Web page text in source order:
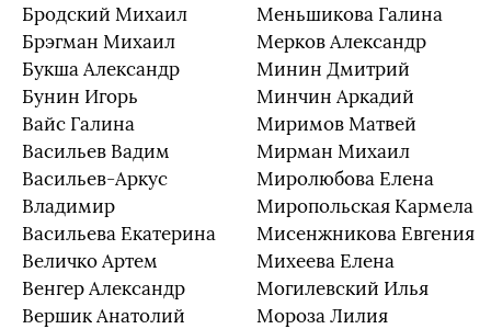
Бродский Михаил
Брэгман Михаил
Букша Александр
Бунин Игорь
Вайс Галина
Васильев Вадим
Васильев-Аркус
Владимир
Васильева Екатерина
Величко Артем
Венгер Александр
Вершик Анатолий
Меньшикова Галина
Мерков Александр
Минин Дмитрий
Минчин Аркадий
Миримов Матвей
Мирман Михаил
Миролюбова Елена
Миропольская Кармела
Мисенжникова Евгения
Михеева Елена
Могилевский Илья
Мороза Лилия